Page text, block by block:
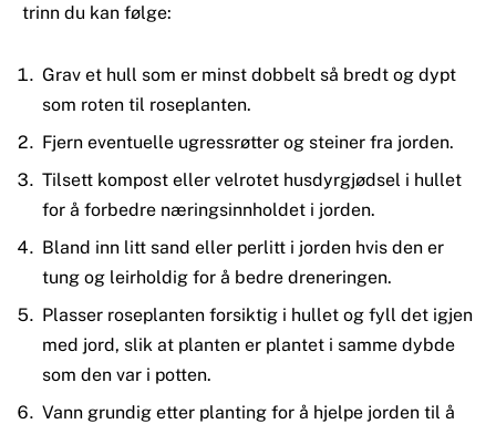
trinn du kan følge:
Grav et hull som er minst dobbelt så bredt og dypt
som roten til roseplanten.
Fjern eventuelle ugressrøtter og steiner fra jorden.
Tilsett kompost eller velrotet husdyrgjødsel i hullet
for å forbedre næringsinnholdet i jorden.
Bland inn litt sand eller perlitt i jorden hvis den er
tung og leirholdig for å bedre dreneringen.
Plasser roseplanten forsiktig i hullet og fyll det igjen
med jord, slik at planten er plantet i samme dybde
som den var i potten.
Vann grundig etter planting for å hjelpe jorden til å